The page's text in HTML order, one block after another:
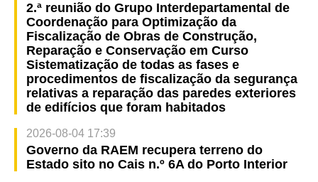
2.ª reunião do Grupo Interdepartamental de
Coordenação para Optimização da
Fiscalização de Obras de Construção,
Reparação e Conservação em Curso
Sistematização de todas as fases e
procedimentos de fiscalização da segurança
relativas a reparação das paredes exteriores
de edifícios que foram habitados
2026-08-04 17:39
Governo da RAEM recupera terreno do
Estado sito no Cais n.º 6A do Porto Interior